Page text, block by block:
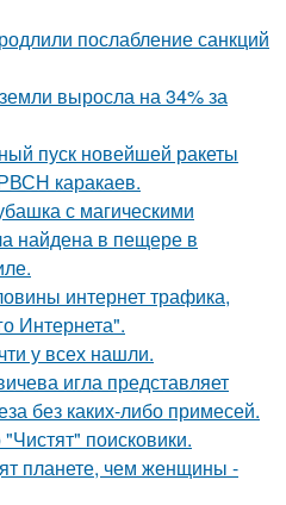
послабление санкций
выросла на 34% за
пуск новейшей ракеты
каракаев.
с магическими
найдена в пещере в
интернет трафика,
Интернета".
у всех нашли.
игла представляет
без каких-либо примесей.
поисковики.
планете, чем женщины -